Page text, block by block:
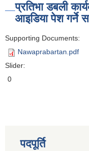
प्रतिभा डबली
आइडिया पेश गर्ने
Supporting Documents:
Nawaprabartan.pdf
Slider:
0
पदपूर्ति